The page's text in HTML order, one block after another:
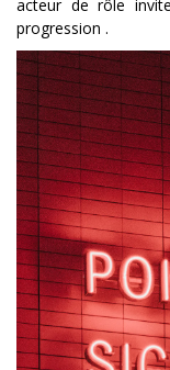
acteur de rôle
progression .